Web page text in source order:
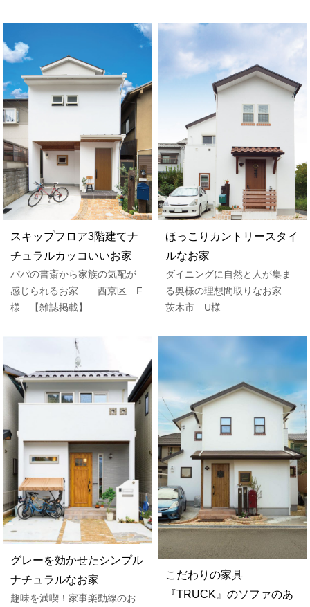
スキップフロア3階建てナ
チュラルカッコいいお家
パパの書斎から家族の気配が
感じられるお家 西京区 F
様 【雑誌掲載】
ほっこりカントリースタイ
ルなお家
ダイニングに自然と人が集ま
る奥様の理想間取りなお家
茨木市 U様
グレーを効かせたシンプル
ナチュラルなお家
趣味を満喫！家事楽動線のお
こだわりの家具
『TRUCK』のソファのあ